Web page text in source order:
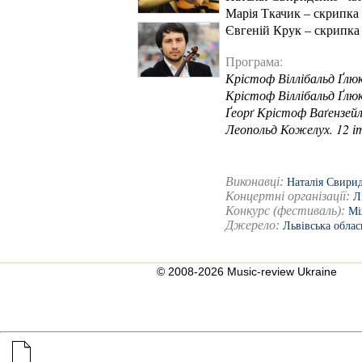
Марія Ткачик – скрипка
Євгеній Крук – скрипка
Програма:
Крістоф Віллібальд
Крістоф Віллібальд
Ґеорґ Крістоф
Леопольд Кожелух. 12
Виконавці: Наталія
Концертні організації:
Конкурс (фестиваль):
Джерело: Львівська
© 2008-2026 Music-review Ukraine